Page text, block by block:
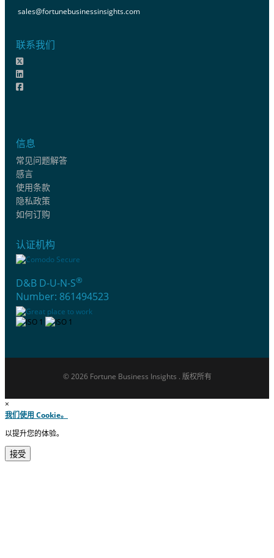
sales@fortunebusinessinsights.com
联系我们
信息
常见问题解答
感言
使用条款
隐私政策
如何订购
认证机构
D&B D-U-N-S®
Number: 861494523
© 2026 Fortune Business Insights . 版权所有
×
我们使用 Cookie。
以提升您的体验。
接受